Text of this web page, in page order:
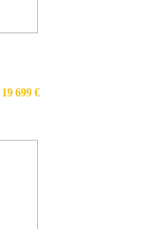
19 699 €